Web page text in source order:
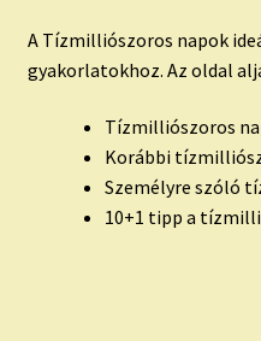
A Tízmilliószoros napok
gyakorlatokhoz. Az oldal
Tízmilliószoros
Korábbi
Személyre szóló
10+1 tipp a